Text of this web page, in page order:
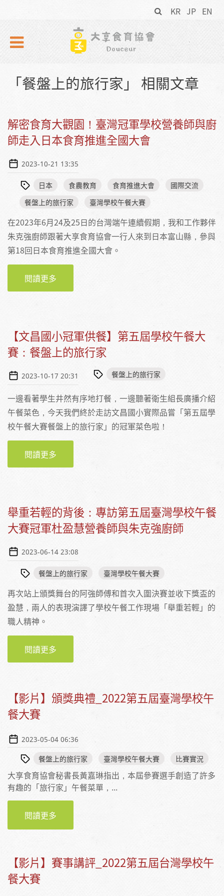
KR JP EN
搜
尋
表
「餐盤上的旅行家」 相關文章
解密食育大觀園！臺灣冠軍學校營養師與廚
師走入日本食育推進全國大會
2023-10-21 13:35
日本 食農教育 食育推進大會
國際交流
餐盤上的旅行家
臺灣學校午餐大賽
在2023年6月24及25日的台灣端午連續假期，我和工作夥伴
朱克強廚師跟著大享食育協會一行人來到日本富山縣，參與
第18回日本食育推進全國大會。
閱讀更多
廚師走入日本食育推進全國大會
【文昌國小冠軍供餐】第五屆學校午餐大
賽：餐盤上的旅行家
2023-10-17 20:31 餐盤上的旅行家
一邊看著學生井然有序地打餐，一邊聽著衛生組長廣播介紹
午餐菜色，今天我們終於走訪文昌國小實際品嘗「第五屆學
校午餐大賽餐盤上的旅行家」的冠軍菜色啦！
閱讀更多
賽：餐盤上的旅行家
舉重若輕的背後：專訪第五屆臺灣學校午餐
大賽冠軍杜盈慧營養師與朱克強廚師
2023-06-14 23:08
餐盤上的旅行家 臺灣學校午餐大賽
再次站上頒獎舞台的阿強師傅和首次入圍決賽並收下獎盃的
盈慧，兩人的表現演譯了學校午餐工作現場「舉重若輕」的
職人精神。
閱讀更多
餐大賽冠軍杜盈慧營養師與朱克強廚師
【影片】頒獎典禮_2022第五屆臺灣學校午
餐大賽
2023-05-04 06:36
餐盤上的旅行家 臺灣學校午餐大賽 比賽實況
大享食育協會秘書長黃嘉琳指出，本屆參賽選手創造了許多
有趣的「旅行家」午餐菜單，...
閱讀更多
賽
【影片】賽事講評_2022第五屆台灣學校午
餐大賽